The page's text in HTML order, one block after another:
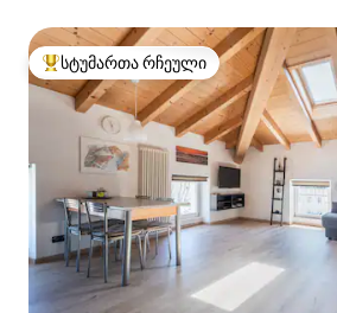
სტუმართა რჩეული მოწინავე ვარიანტი
სტუმართა რჩეული